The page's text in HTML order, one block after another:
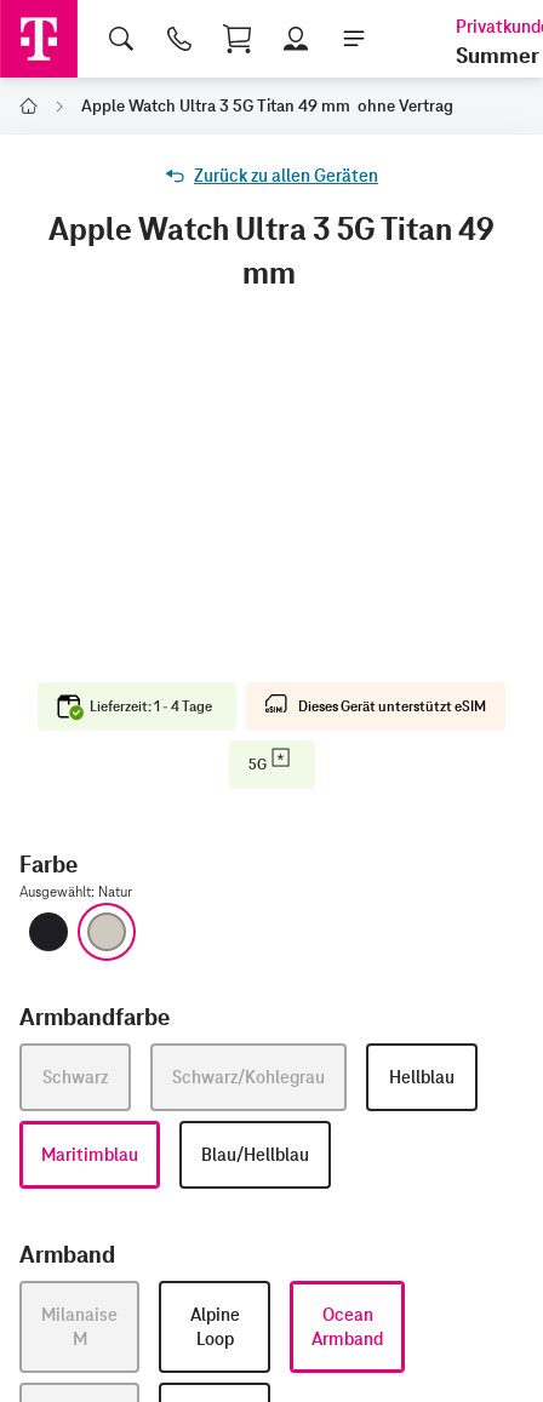
Shopping Cart
Summer
Home Apple Watch Ultra 3 5G Titan 49 mm ohne Vertrag
Zurück zu allen Geräten
Apple Watch Ultra 3 5G Titan 49
mm
Lieferzeit: 1 - 4 Tage Dieses Gerät unterstützt eSIM
5G
Farbe
Ausgewählt: Natur
Schwarz
Armbandfarbe
Schwarz Schwarz/Kohlegrau Hellblau
Maritimblau Blau/Hellblau
Armband
Milanaise
M
Alpine
Loop
Ocean
Armband